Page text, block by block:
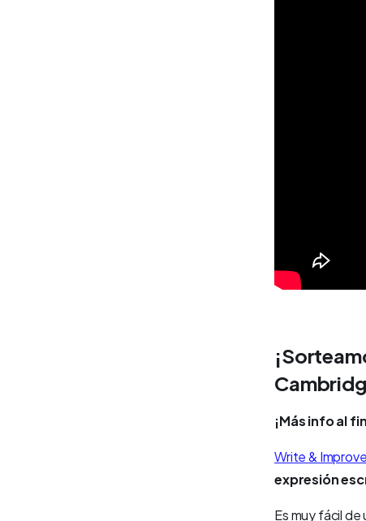
¡Más info al
Write & Improve
expresión
Es muy fácil